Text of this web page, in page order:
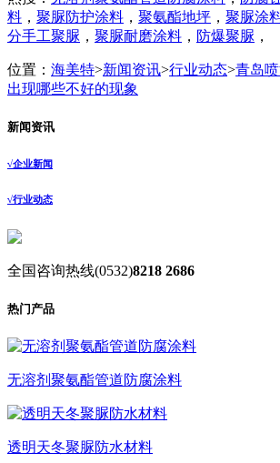
料 ， 聚脲防护涂料 ， 聚氨酯地坪 ， 聚脲涂
分手工聚脲 ， 聚脲耐磨涂料 ， 防爆聚脲 ，
位置： 海美特>新闻资讯>行业动态>青岛
出现哪些不好的现象
新闻资讯
√企业新闻
√行业动态
全国咨询热线(0532)8218 2686
热门产品
无溶剂聚氨酯管道防腐涂料
透明天冬聚脲防水材料